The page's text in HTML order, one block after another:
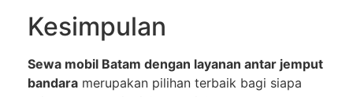
Kesimpulan
Sewa mobil Batam dengan layanan antar jemput
bandara merupakan pilihan terbaik bagi siapa